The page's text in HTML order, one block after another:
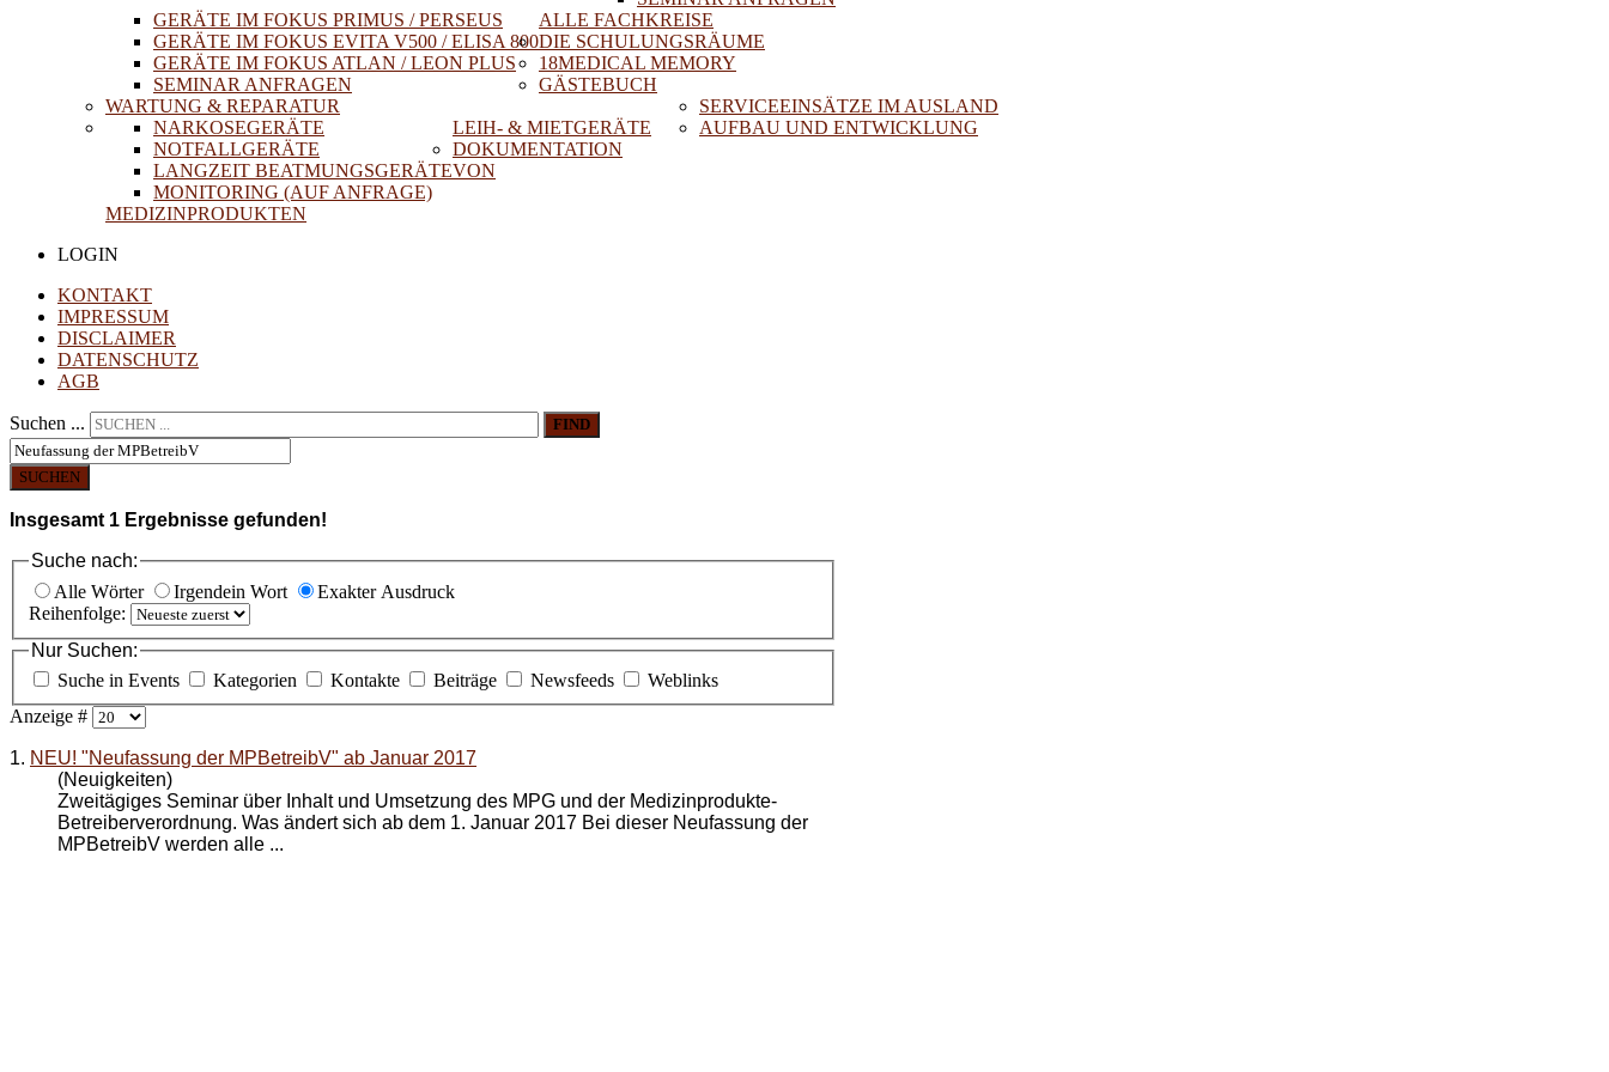
ALLE FACHKREISE
GERÄTE IM FOKUS PRIMUS / PERSEUS
GERÄTE IM FOKUS EVITA V500 / ELISA 800
GERÄTE IM FOKUS ATLAN / LEON PLUS
SEMINAR ANFRAGEN
DIE SCHULUNGSRÄUME
18MEDICAL MEMORY
GÄSTEBUCH
WARTUNG & REPARATUR
LEIH- & MIETGERÄTE
NARKOSEGERÄTE
NOTFALLGERÄTE
LANGZEIT BEATMUNGSGERÄTE
MONITORING (AUF ANFRAGE)
DOKUMENTATION
VON
MEDIZINPRODUKTEN
SERVICEEINSÄTZE IM AUSLAND
AUFBAU UND ENTWICKLUNG
LOGIN
KONTAKT
IMPRESSUM
DISCLAIMER
DATENSCHUTZ
AGB
Suchen ... FIND
SUCHEN
Insgesamt 1 Ergebnisse gefunden!
Suche nach:
Alle Wörter
Irgendein Wort
Exakter Ausdruck
Reihenfolge:
Nur Suchen:
Suche in Events
Kategorien Kontakte Beiträge Newsfeeds
Weblinks
Anzeige #
1. NEU! "Neufassung der MPBetreibV" ab Januar 2017
(Neuigkeiten)
Zweitägiges Seminar über Inhalt und Umsetzung des MPG und der Medizinprodukte-
Betreiberverordnung. Was ändert sich ab dem 1. Januar 2017 Bei dieser Neufassung der
MPBetreibV werden alle ...